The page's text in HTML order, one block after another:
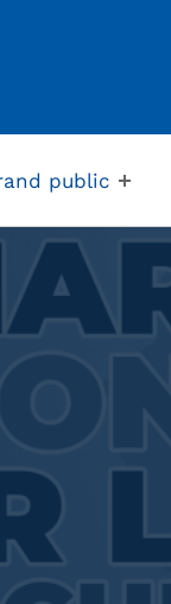
public